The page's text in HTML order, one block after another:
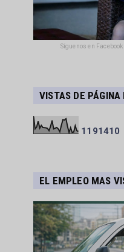
Síguenos en
VISTAS DE PÁGINA
1 1 9141 0
EL EMPLEO MAS